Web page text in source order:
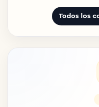
Todos los